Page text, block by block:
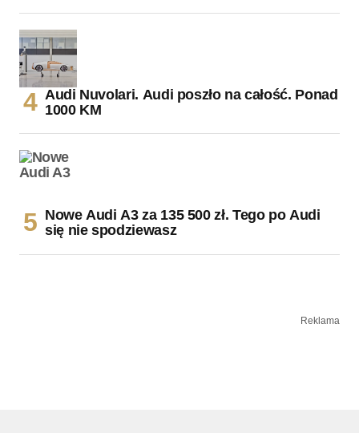
Audi Nuvolari. Audi poszło na całość. Ponad
1000 KM
Nowe Audi A3 za 135 500 zł. Tego po Audi
się nie spodziewasz
Reklama